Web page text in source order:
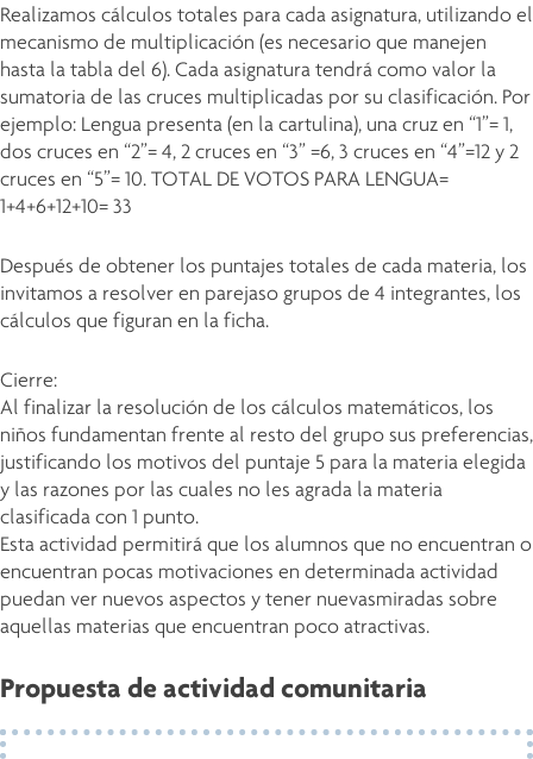
Realizamos cálculos totales para cada asignatura, utilizando el
mecanismo de multiplicación (es necesario que manejen
hasta la tabla del 6). Cada asignatura tendrá como valor la
sumatoria de las cruces multiplicadas por su clasificación. Por
ejemplo: Lengua presenta (en la cartulina), una cruz en “1”= 1,
dos cruces en “2”= 4, 2 cruces en “3” =6, 3 cruces en “4”=12 y 2
cruces en “5”= 10. TOTAL DE VOTOS PARA LENGUA=
1+4+6+12+10= 33
Después de obtener los puntajes totales de cada materia, los
invitamos a resolver en parejaso grupos de 4 integrantes, los
cálculos que figuran en la ficha.
Cierre:
Al finalizar la resolución de los cálculos matemáticos, los
niños fundamentan frente al resto del grupo sus preferencias,
justificando los motivos del puntaje 5 para la materia elegida
y las razones por las cuales no les agrada la materia
clasificada con 1 punto.
Esta actividad permitirá que los alumnos que no encuentran o
encuentran pocas motivaciones en determinada actividad
puedan ver nuevos aspectos y tener nuevasmiradas sobre
aquellas materias que encuentran poco atractivas.
Propuesta de actividad comunitaria